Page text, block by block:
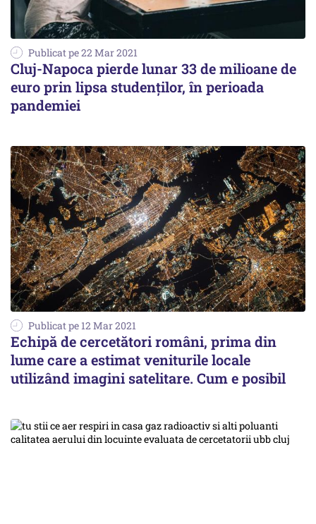
Publicat pe 22 Mar 2021
Cluj-Napoca pierde lunar 33 de milioane de
euro prin lipsa studenților, în perioada
pandemiei
Publicat pe 12 Mar 2021
Echipă de cercetători români, prima din
lume care a estimat veniturile locale
utilizând imagini satelitare. Cum e posibil